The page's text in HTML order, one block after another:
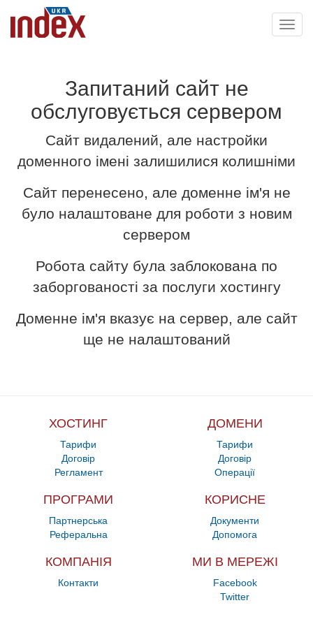
Запитаний сайт не
обслуговується сервером
Сайт видалений, але настройки
доменного імені залишилися колишніми
Сайт перенесено, але доменне ім'я не
було налаштоване для роботи з новим
сервером
Робота сайту була заблокована по
заборгованості за послуги хостингу
Доменне ім'я вказує на сервер, але сайт
ще не налаштований
ХОСТИНГ
Тарифи
Договір
Регламент
ДОМЕНИ
Тарифи
Договір
Операції
ПРОГРАМИ
Партнерська
Реферальна
КОРИСНЕ
Документи
Допомога
КОМПАНІЯ
Контакти
МИ В МЕРЕЖІ
Facebook
Twitter